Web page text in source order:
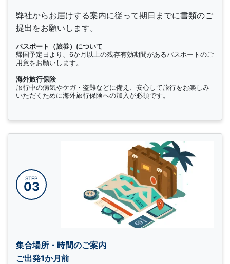
弊社からお届けする案内に従って期日までに書類のご
提出をお願いします。
パスポート（旅券）について
帰国予定日より、6か月以上の残存有効期間があるパスポートのご
用意をお願いします。
海外旅行保険
旅行中の病気やケガ・盗難などに備え、安心して旅行をお楽しみ
いただくために海外旅行保険への加入が必須です。
STEP
03
集合場所・時間のご案内
ご出発1か月前